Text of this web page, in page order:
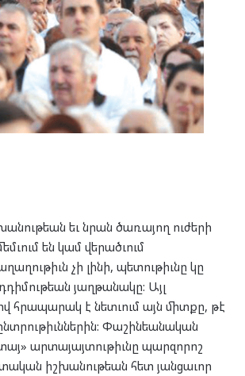
եւ նրան ծառայող ուժերի
են կամ վերածւում
չի լինի, պետութիւնը կը
յաղթանակը: Այլ
հրապարակ է նետւում այն միտքը, թէ
Փաշինեանական
տայ» արտայայտութիւնը պարզորոշ
իշխանութեան հետ յանցաւոր